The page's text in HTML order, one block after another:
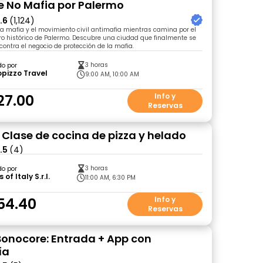
No Mafia por Palermo
(1,124)
mafia y el movimiento civil antimafia mientras camina por el
histórico de Palermo. Descubre una ciudad que finalmente se
el negocio de protección de la mafia.
por
Travel
3 horas
9:00 AM, 10:00 AM
Info y
Reservas
de cocina de pizza y helado
(4)
por
of Italy S.r.l.
3 horas
11:00 AM, 6:30 PM
Info y
Reservas
Entrada + App con